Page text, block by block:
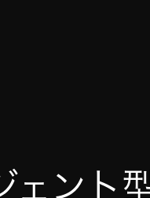
ェント